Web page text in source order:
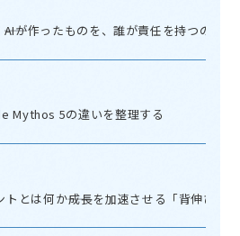
が作ったものを、誰が責任を持つのか
Mythos 5の違いを整理する
とは何か――成長を加速させる「背伸び」